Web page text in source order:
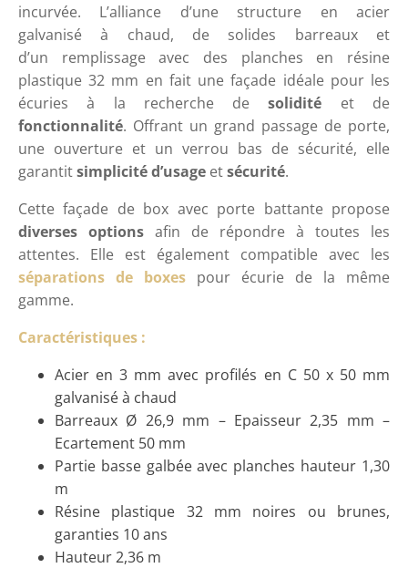
incurvée. L’alliance d’une structure en acier
galvanisé à chaud, de solides barreaux et
d’un remplissage avec des planches en résine
plastique 32 mm en fait une façade idéale pour les
écuries à la recherche desolidité et de
fonctionnalité. Offrant un grand passage de porte,
une ouverture et un verrou bas de sécurité, elle
garantitsimplicité d’usage etsécurité.
Cette façade de box avec porte battante propose
diverses options afin de répondre à toutes les
attentes. Elle est également compatible avec les
séparations de boxes pour écurie de la même
gamme.
Caractéristiques :
Acier en 3 mm avec profilés en C 50 x 50 mm
galvanisé à chaud
Barreaux Ø 26,9 mm – Epaisseur 2,35 mm –
Ecartement 50 mm
Partie basse galbée avec planches hauteur 1,30
m
Résine plastique 32 mm noires ou brunes,
garanties 10 ans
Hauteur 2,36 m